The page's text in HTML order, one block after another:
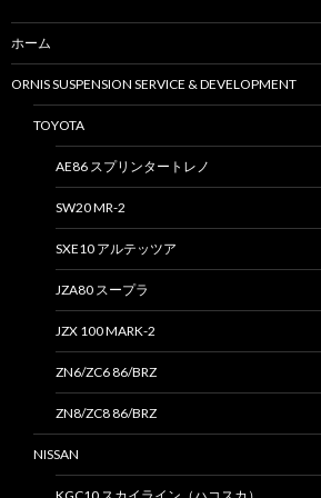
ホーム
ORNIS SUSPENSION SERVICE & DEVELOPMENT
TOYOTA
AE86 スプリンタートレノ
SW20 MR-2
SXE10 アルテッツア
JZA80 スープラ
JZX 100 MARK-2
ZN6/ZC6 86/BRZ
ZN8/ZC8 86/BRZ
NISSAN